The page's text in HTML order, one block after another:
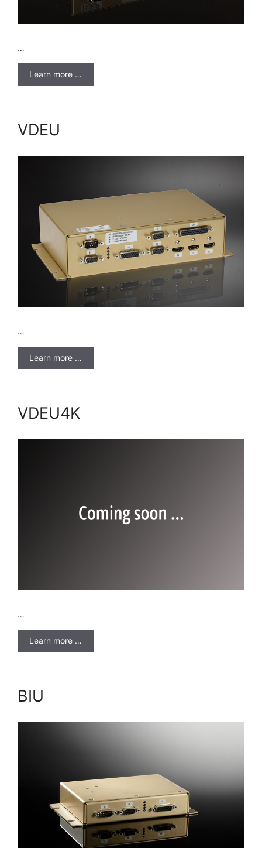
…
Learn more …
VDEU
…
Learn more …
VDEU4K
…
Learn more …
BIU